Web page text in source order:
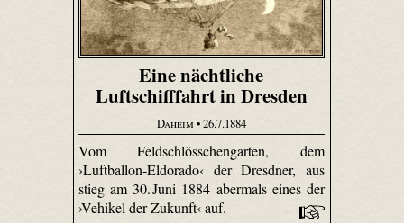
Eine nächtliche
Luftschifffahrt in Dresden
Daheim • 26.7.1884
Vom Feld­schlösschen­garten, dem
›Luftballon-Eldorado‹ der Dresdner, aus
stieg am 30. Juni 1884 abermals eines der
›Vehikel der Zukunft‹ auf.